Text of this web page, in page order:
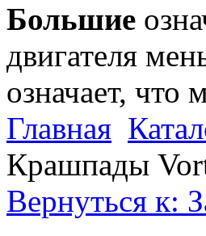
Большие
двигателя
означает,
Главная
Крашпады
Вернуться к: